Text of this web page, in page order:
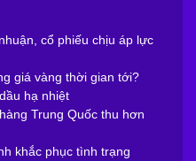
cổ phiếu chịu áp lực
giá vàng thời gian tới?
hạ nhiệt
Trung Quốc thu hơn
khắc phục tình trạng